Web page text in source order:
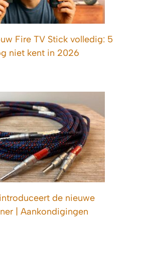
Fire TV Stick volledig: 5
niet kent in 2026
de nieuwe
| Aankondigingen